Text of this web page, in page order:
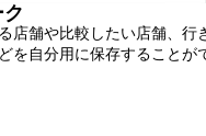
店舗や比較したい店舗、行
を自分用に保存することが